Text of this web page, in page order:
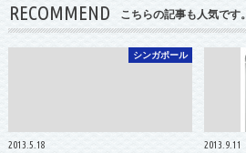
RECOMMEND こちらの記事も人気です。
シンガポール
2013.5.18 2013.9.11